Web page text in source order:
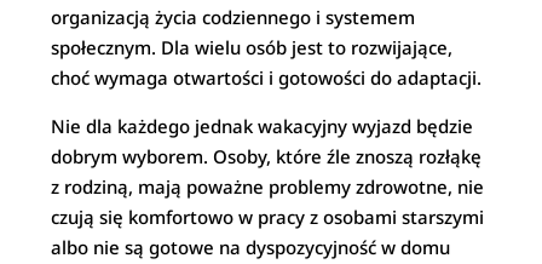
organizacją życia codziennego i systemem
społecznym. Dla wielu osób jest to rozwijające,
choć wymaga otwartości i gotowości do adaptacji.
Nie dla każdego jednak wakacyjny wyjazd będzie
dobrym wyborem. Osoby, które źle znoszą rozłąkę
z rodziną, mają poważne problemy zdrowotne, nie
czują się komfortowo w pracy z osobami starszymi
albo nie są gotowe na dyspozycyjność w domu